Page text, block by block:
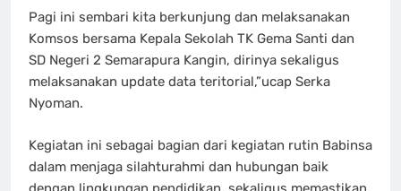
Pagi ini sembari kita berkunjung dan melaksanakan
Komsos bersama Kepala Sekolah TK Gema Santi dan
SD Negeri 2 Semarapura Kangin, dirinya sekaligus
melaksanakan update data teritorial,”ucap Serka
Nyoman.
Kegiatan ini sebagai bagian dari kegiatan rutin Babinsa
dalam menjaga silahturahmi dan hubungan baik